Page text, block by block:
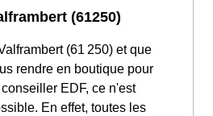
(61250)
(61 250) et que
rendre en boutique pour
EDF, ce n'est
En effet, toutes les